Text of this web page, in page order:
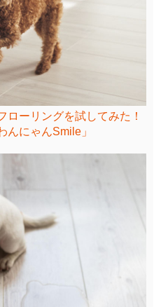
ローリングを試してみた！
んにゃんSmile」